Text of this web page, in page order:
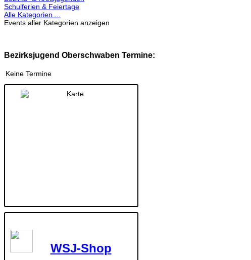
Schulferien & Feiertage
Alle Kategorien ...
Events aller Kategorien anzeigen
Bezirksjugend Oberschwaben Termine:
Keine Termine
WSJ-Shop